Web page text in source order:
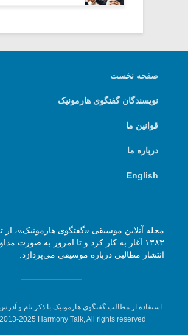
صفحه نخست
نویسندگان گفتگوی هارمونیک
قوانین ما
درباره ما
English
۱۳۸۳ آغاز به کار کرد و تا امروز به صورت
انتشار مطالبی درباره موسیقی می‌پردازد.
استفاده از مطالب گفتگوی هارمونیک با ذکر نام و
2025 Harmony Talk, All rights reserved.